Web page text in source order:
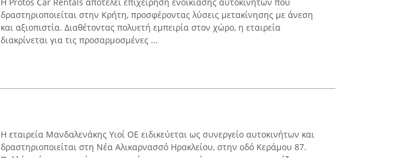
δραστηριοποιείται στην Κρήτη, προσφέροντας λύσεις μετακίνησης με άνεση
και αξιοπιστία. Διαθέτοντας πολυετή εμπειρία στον χώρο, η εταιρεία
διακρίνεται για τις προσαρμοσμένες ...
Η εταιρεία Μανδαλενάκης Υιοί ΟΕ ειδικεύεται ως συνεργείο αυτοκινήτων και
δραστηριοποιείται στη Νέα Αλικαρνασσό Ηρακλείου, στην οδό Κεράμου 87.